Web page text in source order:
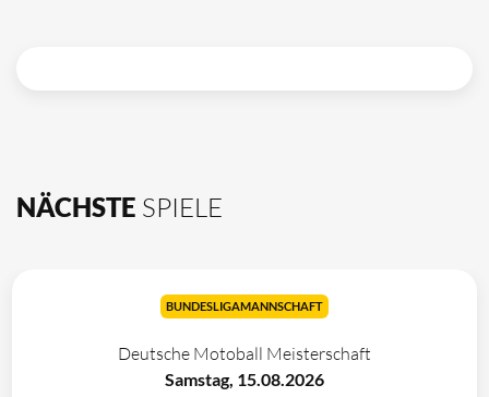
NÄCHSTE SPIELE
BUNDESLIGAMANNSCHAFT
Deutsche Motoball Meisterschaft
Samstag, 15.08.2026